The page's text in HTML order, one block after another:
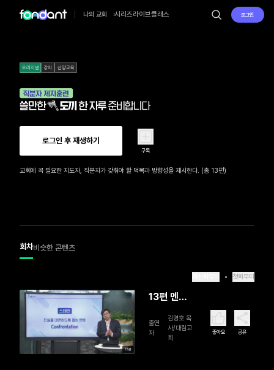
나의 교회 시리즈라이브클래스 로그인
오리지널 강의 신앙교육
로그인 후 재생하기
구독
교회에 꼭 필요한 지도자, 직분자가 갖춰야 할 덕목과 방향성을 제시한다. (총 13편)
회차비슷한 콘텐츠
첫화부터
13분
13편 멘토
(완)
출연
자
김명호 목
사/대림교
회
좋아요 공유